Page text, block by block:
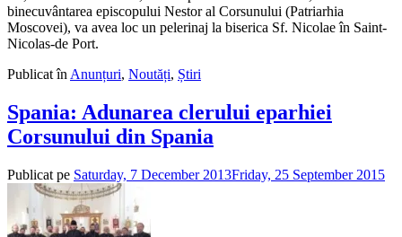
binecuvântarea episcopului Nestor al Corsunului (Patriarhia
Moscovei), va avea loc un pelerinaj la biserica Sf. Nicolae în Saint-
Nicolas-de Port.
Publicat în Anunțuri, Noutăți, Știri
Spania: Adunarea clerului eparhiei
Corsunului din Spania
Publicat pe Saturday, 7 December 2013Friday, 25 September 2015